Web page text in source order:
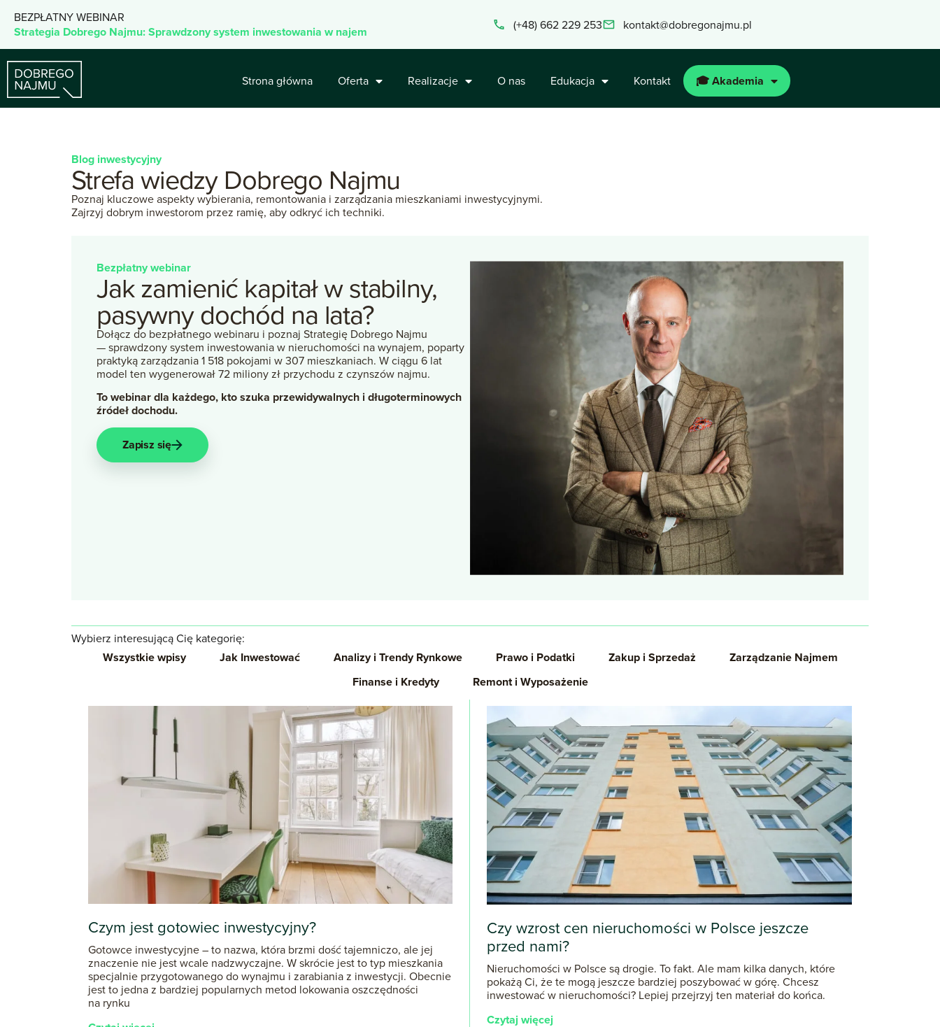
BEZPŁATNY WEBINAR
Strategia Dobrego Najmu: Sprawdzony system inwestowania w najem (+48) 662 229 253 kontakt@dobregonajmu.pl
Strona główna Oferta Realizacje O nas Edukacja Kontakt 🎓 Akademia
Blog inwestycyjny
Strefawiedzy Dobrego Najmu
Poznaj kluczowe aspekty wybierania, remontowania i zarządzania mieszkaniami inwestycyjnymi.
Zajrzyj dobrym inwestorom przez ramię, aby odkryć ich techniki.
Bezpłatny webinar
Jakzamienić kapitałwstabilny,
pasywnydochód na lata?
Dołącz do bezpłatnego webinaru i poznaj Strategię Dobrego Najmu
— sprawdzony system inwestowania w nieruchomości na wynajem, poparty
praktyką zarządzania 1 518 pokojami w 307 mieszkaniach. W ciągu 6 lat
model ten wygenerował 72 miliony zł przychodu z czynszów najmu.
To webinar dla każdego, kto szuka przewidywalnych i długoterminowych
źródeł dochodu.
Zapisz się
Wybierz interesującą Cię kategorię:
Wszystkie wpisy Jak Inwestować Analizy i Trendy Rynkowe Prawo i Podatki Zakup i Sprzedaż
Zarządzanie Najmem
Finanse i Kredyty
Remont i Wyposażenie
Czym jest gotowiec inwestycyjny?
Gotowce inwestycyjne – to nazwa, która brzmi dość tajemniczo, ale jej
znaczenie nie jest wcale nadzwyczajne. W skrócie jest to typ mieszkania
specjalnie przygotowanego do wynajmu i zarabiania z inwestycji. Obecnie
jest to jedna z bardziej popularnych metod lokowania oszczędności
na rynku
Czy wzrost cen nieruchomości w Polsce jeszcze
przed nami?
Nieruchomości w Polsce są drogie. To fakt. Ale mam kilka danych, które
pokażą Ci, że te mogą jeszcze bardziej poszybować w górę. Chcesz
inwestować w nieruchomości? Lepiej przejrzyj ten materiał do końca.
Czytaj więcej